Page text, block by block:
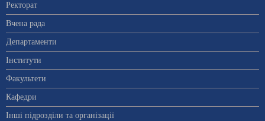
Ректорат
Вчена рада
Департаменти
Інститути
Факультети
Кафедри
Інші підрозділи та організації